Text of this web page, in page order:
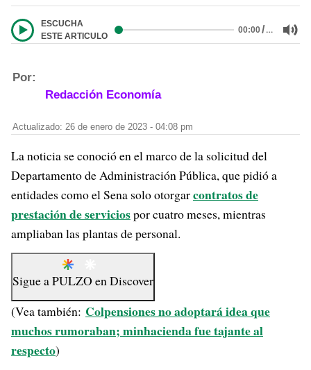
ESCUCHA
ESTE ARTICULO
00:00/…
Por:
Redacción Economía
Actualizado: 26 de enero de 2023 - 04:08 pm
La noticia se conoció en el marco de la solicitud del
Departamento de Administración Pública, que pidió a
entidades como el Sena solo otorgarcontratos de
prestación de serviciospor cuatro meses, mientras
ampliaban las plantas de personal.
Sigue aPULZO enDiscover
(Vea también: Colpensiones no adoptará idea que
muchos rumoraban; minhacienda fue tajante al
respecto)